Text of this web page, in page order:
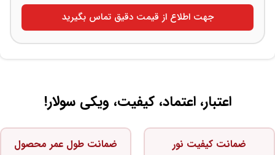
جهت اطلاع از قیمت دقیق تماس بگیرید
اعتبار، اعتماد، کیفیت، ویکی سولار!
ضمانت کیفیت نور ضمانت طول عمر محصول